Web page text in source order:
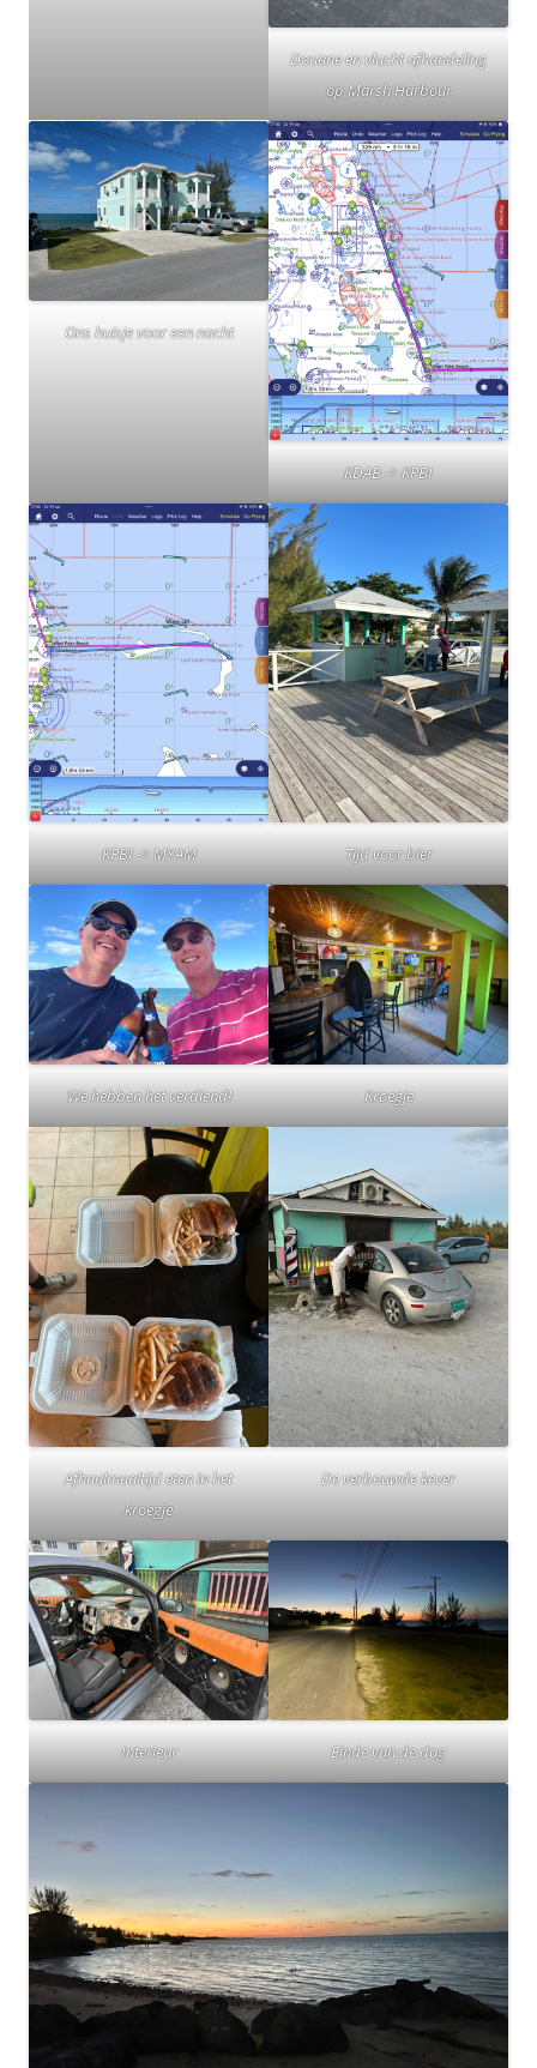
Douane en vlucht afhandeling
op Marsh Harbour
Ons huisje voor een nacht
KDAB -> KPBI
KPBI -> MYAM Tijd voor bier
We hebben het verdiend! Kroegje
Afhaalmaaltijd eten in het
kroegje
De verbouwde kever
Interieur Einde van de dag